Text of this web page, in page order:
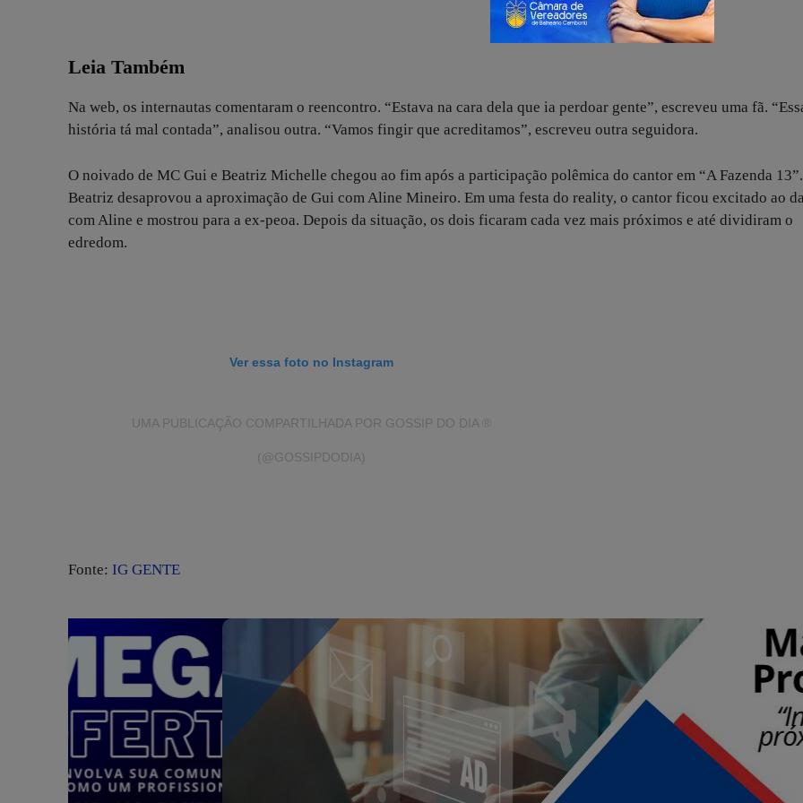
Leia Também
Na web, os internautas comentaram o reencontro. “Estava na cara dela que ia perdoar gente”, escreveu uma fã.
história tá mal contada”, analisou outra. “Vamos fingir que acreditamos”, escreveu outra seguidora.
O noivado de MC Gui e Beatriz Michelle chegou ao fim após a participação polêmica do cantor em “A Fazenda 13”.
Beatriz desaprovou a aproximação de Gui com Aline Mineiro. Em uma festa do reality, o cantor ficou excitado ao
com Aline e mostrou para a ex-peoa. Depois da situação, os dois ficaram cada vez mais próximos e até dividiram o
edredom.
Ver essa foto no Instagram
UMA PUBLICAÇÃO COMPARTILHADA POR GOSSIP DO DIA ®
(@GOSSIPDODIA)
Fonte: IG GENTE